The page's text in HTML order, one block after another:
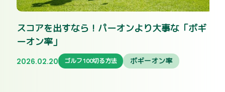
スコアを出すなら！パーオンより大事な「ボギ
ーオン率」
2026.02.20 ゴルフ100切る方法 ボギーオン率